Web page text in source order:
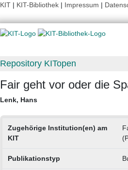
KIT | KIT-Bibliothek | Impressum |
Repository KITopen
Fair geht vor oder die
Lenk, Hans
Zugehörige Institution(en) am
KIT
Publikationstyp